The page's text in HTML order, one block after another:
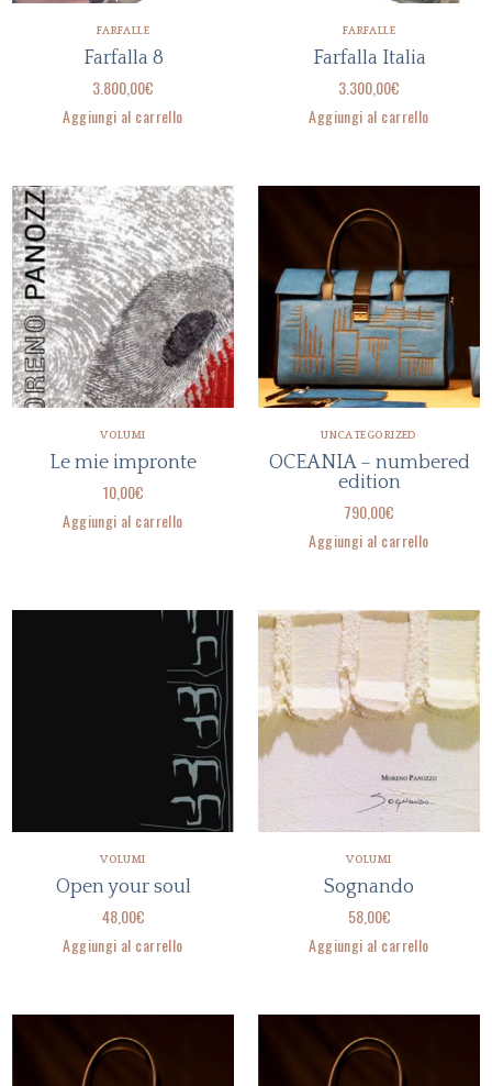
FARFALLE
Farfalla 8
3.800,00€
Aggiungi al carrello
FARFALLE
Farfalla Italia
3.300,00€
Aggiungi al carrello
VOLUMI
Le mie impronte
10,00€
Aggiungi al carrello
UNCATEGORIZED
OCEANIA – numbered
edition
790,00€
Aggiungi al carrello
VOLUMI
Open your soul
48,00€
Aggiungi al carrello
VOLUMI
Sognando
58,00€
Aggiungi al carrello